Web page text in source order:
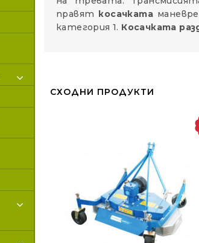
правят косачката
категория 1. Косачката
СХОДНИ ПРОДУКТИ